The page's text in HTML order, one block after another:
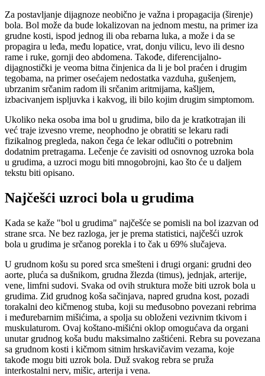
Za postavljanje dijagnoze neobično je važna i propagacija (širenje)
bola. Bol može da bude lokalizovan na jednom mestu, na primer iza
grudne kosti, ispod jednog ili oba rebarna luka, a može i da se
propagira u leđa, među lopatice, vrat, donju vilicu, levo ili desno
rame i ruke, gornji deo abdomena. Takođe, diferencijalno-
dijagnostički je veoma bitna činjenica da li je bol praćen i drugim
tegobama, na primer osećajem nedostatka vazduha, gušenjem,
ubrzanim srčanim radom ili srčanim aritmijama, kašljem,
izbacivanjem ispljuvka i kakvog, ili bilo kojim drugim simptomom.
Ukoliko neka osoba ima bol u grudima, bilo da je kratkotrajan ili
već traje izvesno vreme, neophodno je obratiti se lekaru radi
fizikalnog pregleda, nakon čega će lekar odlučiti o potrebnim
dodatnim pretragama. Lečenje će zavisiti od osnovnog uzroka bola
u grudima, a uzroci mogu biti mnogobrojni, kao što će u daljem
tekstu biti opisano.
Najčešći uzroci bola u grudima
Kada se kaže "bol u grudima" najčešće se pomisli na bol izazvan od
strane srca. Ne bez razloga, jer je prema statistici, najčešći uzrok
bola u grudima je srčanog porekla i to čak u 69% slučajeva.
U grudnom košu su pored srca smešteni i drugi organi: grudni deo
aorte, pluća sa dušnikom, grudna žlezda (timus), jednjak, arterije,
vene, limfni sudovi. Svaka od ovih struktura može biti uzrok bola u
grudima. Zid grudnog koša sačinjava, napred grudna kost, pozadi
torakalni deo kičmenog stuba, koji su međusobno povezani rebrima
i međurebarnim mišićima, a spolja su obloženi vezivnim tkivom i
muskulaturom. Ovaj koštano-mišićni oklop omogućava da organi
unutar grudnog koša budu maksimalno zaštićeni. Rebra su povezana
sa grudnom kosti i kičmom sitnim hrskavičavim vezama, koje
takođe mogu biti uzrok bola. Duž svakog rebra se pruža
interkostalni nerv, mišic, arterija i vena.